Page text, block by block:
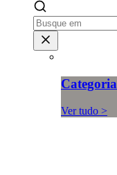
Categoria
Ver tudo >